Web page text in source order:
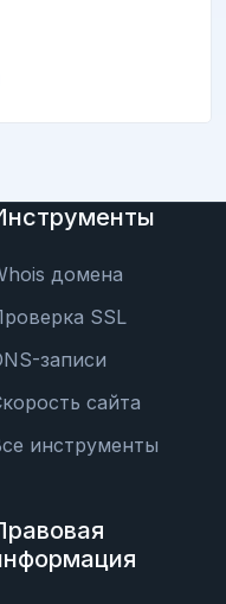
домена
SSL
записи
сайта
инструменты